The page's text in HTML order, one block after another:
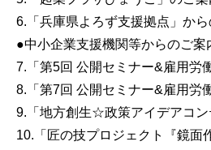
6.「兵庫県よろず支援拠点」か
●中小企業支援機関等からのご案
7.「第5回 公開セミナー&雇用労
8.「第7回 公開セミナー&雇用労
9.「地方創生☆政策アイデアコ
10.「匠の技プロジェクト『鏡面